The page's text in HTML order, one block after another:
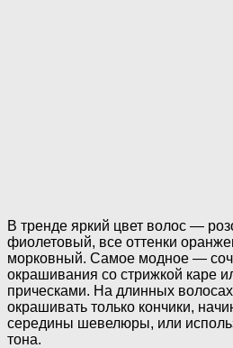
В тренде яркий цвет волос —
фиолетовый, все оттенки
морковный. Самое модное —
окрашивания со стрижкой каре
прическами. На длинных
окрашивать только кончики,
середины шевелюры, или
тона.